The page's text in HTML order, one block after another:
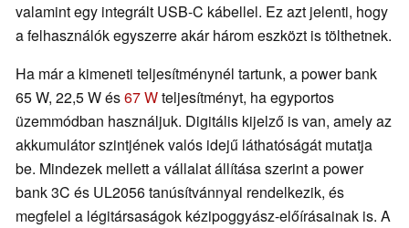
valamint egy integrált USB-C kábellel. Ez azt jelenti, hogy
a felhasználók egyszerre akár három eszközt is tölthetnek.
Ha már a kimeneti teljesítménynél tartunk, a power bank
65 W, 22,5 W és67 Wteljesítményt, ha egyportos
üzemmódban használjuk. Digitális kijelző is van, amely az
akkumulátor szintjének valós idejű láthatóságát mutatja
be. Mindezek mellett a vállalat állítása szerint a power
bank 3C és UL2056 tanúsítvánnyal rendelkezik, és
megfelel a légitársaságok kézipoggyász-előírásainak is. A